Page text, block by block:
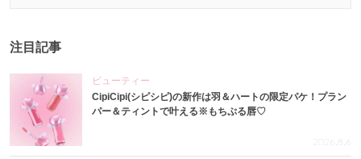
注目記事
ビューティー
CipiCipi(シピシピ)の新作は羽＆ハートの限定パケ！プラン
パー＆ティントで叶える※もちぷる唇♡
2026.8.6